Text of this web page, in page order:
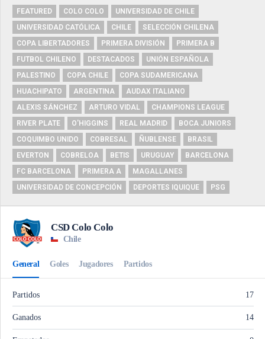
FEATURED COLO COLO
UNIVERSIDAD DE CHILE
UNIVERSIDAD CATÓLICA
CHILE
SELECCIÓN CHILENA
COPA LIBERTADORES
PRIMERA DIVISIÓN
PRIMERA B
FUTBOL CHILENO
DESTACADOS
UNIÓN ESPAÑOLA
PALESTINO
COPA CHILE
COPA SUDAMERICANA
HUACHIPATO
ARGENTINA
AUDAX ITALIANO
ALEXIS SÁNCHEZ
ARTURO VIDAL
CHAMPIONS LEAGUE
RIVER PLATE
O'HIGGINS REAL MADRID
BOCA JUNIORS
COQUIMBO UNIDO
COBRESAL ÑUBLENSE
BRASIL
EVERTON
COBRELOA BETIS URUGUAY
BARCELONA
FC BARCELONA
PRIMERA A
MAGALLANES
UNIVERSIDAD DE CONCEPCIÓN
DEPORTES IQUIQUE PSG